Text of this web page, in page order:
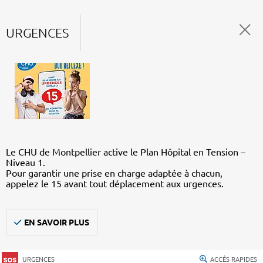
URGENCES
Le CHU de Montpellier active le Plan Hôpital en Tension –
Niveau 1.
Pour garantir une prise en charge adaptée à chacun,
appelez le 15 avant tout déplacement aux urgences.
EN SAVOIR PLUS
URGENCES ACCÈS RAPIDES